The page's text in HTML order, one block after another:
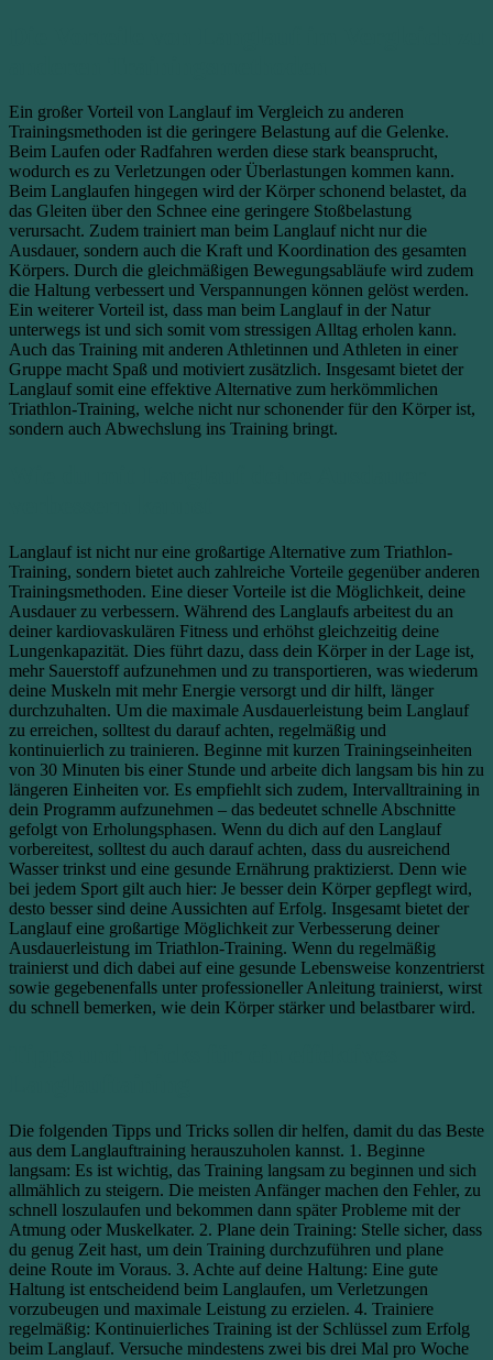
Ein großer Vorteil von Langlauf im Vergleich zu anderen
Trainingsmethoden ist die geringere Belastung auf die Gelenke.
Beim Laufen oder Radfahren werden diese stark beansprucht,
wodurch es zu Verletzungen oder Überlastungen kommen kann.
Beim Langlaufen hingegen wird der Körper schonend belastet, da
das Gleiten über den Schnee eine geringere Stoßbelastung
verursacht. Zudem trainiert man beim Langlauf nicht nur die
Ausdauer, sondern auch die Kraft und Koordination des gesamten
Körpers. Durch die gleichmäßigen Bewegungsabläufe wird zudem
die Haltung verbessert und Verspannungen können gelöst werden.
Ein weiterer Vorteil ist, dass man beim Langlauf in der Natur
unterwegs ist und sich somit vom stressigen Alltag erholen kann.
Auch das Training mit anderen Athletinnen und Athleten in einer
Gruppe macht Spaß und motiviert zusätzlich. Insgesamt bietet der
Langlauf somit eine effektive Alternative zum herkömmlichen
Triathlon-Training, welche nicht nur schonender für den Körper ist,
sondern auch Abwechslung ins Training bringt.
Langlauf ist nicht nur eine großartige Alternative zum Triathlon-
Training, sondern bietet auch zahlreiche Vorteile gegenüber anderen
Trainingsmethoden. Eine dieser Vorteile ist die Möglichkeit, deine
Ausdauer zu verbessern. Während des Langlaufs arbeitest du an
deiner kardiovaskulären Fitness und erhöhst gleichzeitig deine
Lungenkapazität. Dies führt dazu, dass dein Körper in der Lage ist,
mehr Sauerstoff aufzunehmen und zu transportieren, was wiederum
deine Muskeln mit mehr Energie versorgt und dir hilft, länger
durchzuhalten. Um die maximale Ausdauerleistung beim Langlauf
zu erreichen, solltest du darauf achten, regelmäßig und
kontinuierlich zu trainieren. Beginne mit kurzen Trainingseinheiten
von 30 Minuten bis einer Stunde und arbeite dich langsam bis hin zu
längeren Einheiten vor. Es empfiehlt sich zudem, Intervalltraining in
dein Programm aufzunehmen – das bedeutet schnelle Abschnitte
gefolgt von Erholungsphasen. Wenn du dich auf den Langlauf
vorbereitest, solltest du auch darauf achten, dass du ausreichend
Wasser trinkst und eine gesunde Ernährung praktizierst. Denn wie
bei jedem Sport gilt auch hier: Je besser dein Körper gepflegt wird,
desto besser sind deine Aussichten auf Erfolg. Insgesamt bietet der
Langlauf eine großartige Möglichkeit zur Verbesserung deiner
Ausdauerleistung im Triathlon-Training. Wenn du regelmäßig
trainierst und dich dabei auf eine gesunde Lebensweise konzentrierst
sowie gegebenenfalls unter professioneller Anleitung trainierst, wirst
du schnell bemerken, wie dein Körper stärker und belastbarer wird.
Die folgenden Tipps und Tricks sollen dir helfen, damit du das Beste
aus dem Langlauftraining herauszuholen kannst. 1. Beginne
langsam: Es ist wichtig, das Training langsam zu beginnen und sich
allmählich zu steigern. Die meisten Anfänger machen den Fehler, zu
schnell loszulaufen und bekommen dann später Probleme mit der
Atmung oder Muskelkater. 2. Plane dein Training: Stelle sicher, dass
du genug Zeit hast, um dein Training durchzuführen und plane
deine Route im Voraus. 3. Achte auf deine Haltung: Eine gute
Haltung ist entscheidend beim Langlaufen, um Verletzungen
vorzubeugen und maximale Leistung zu erzielen. 4. Trainiere
regelmäßig: Kontinuierliches Training ist der Schlüssel zum Erfolg
beim Langlauf. Versuche mindestens zwei bis drei Mal pro Woche